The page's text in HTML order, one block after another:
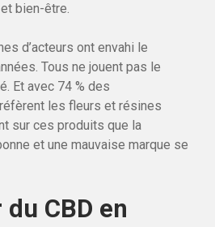
bien-être.
d’acteurs ont envahi le
Tous ne jouent pas le
Et avec 74 % des
les fleurs et résines
sur ces produits que la
et une mauvaise marque se
CBD en